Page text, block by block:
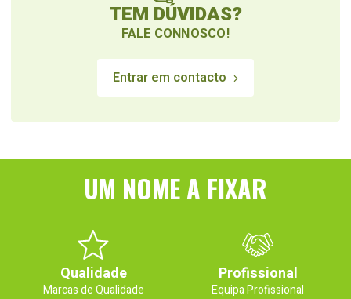
TEM DÚVIDAS?
FALE CONNOSCO!
Entrar em contacto
UM NOME A FIXAR
Qualidade
Marcas de Qualidade
Profissional
Equipa Profissional